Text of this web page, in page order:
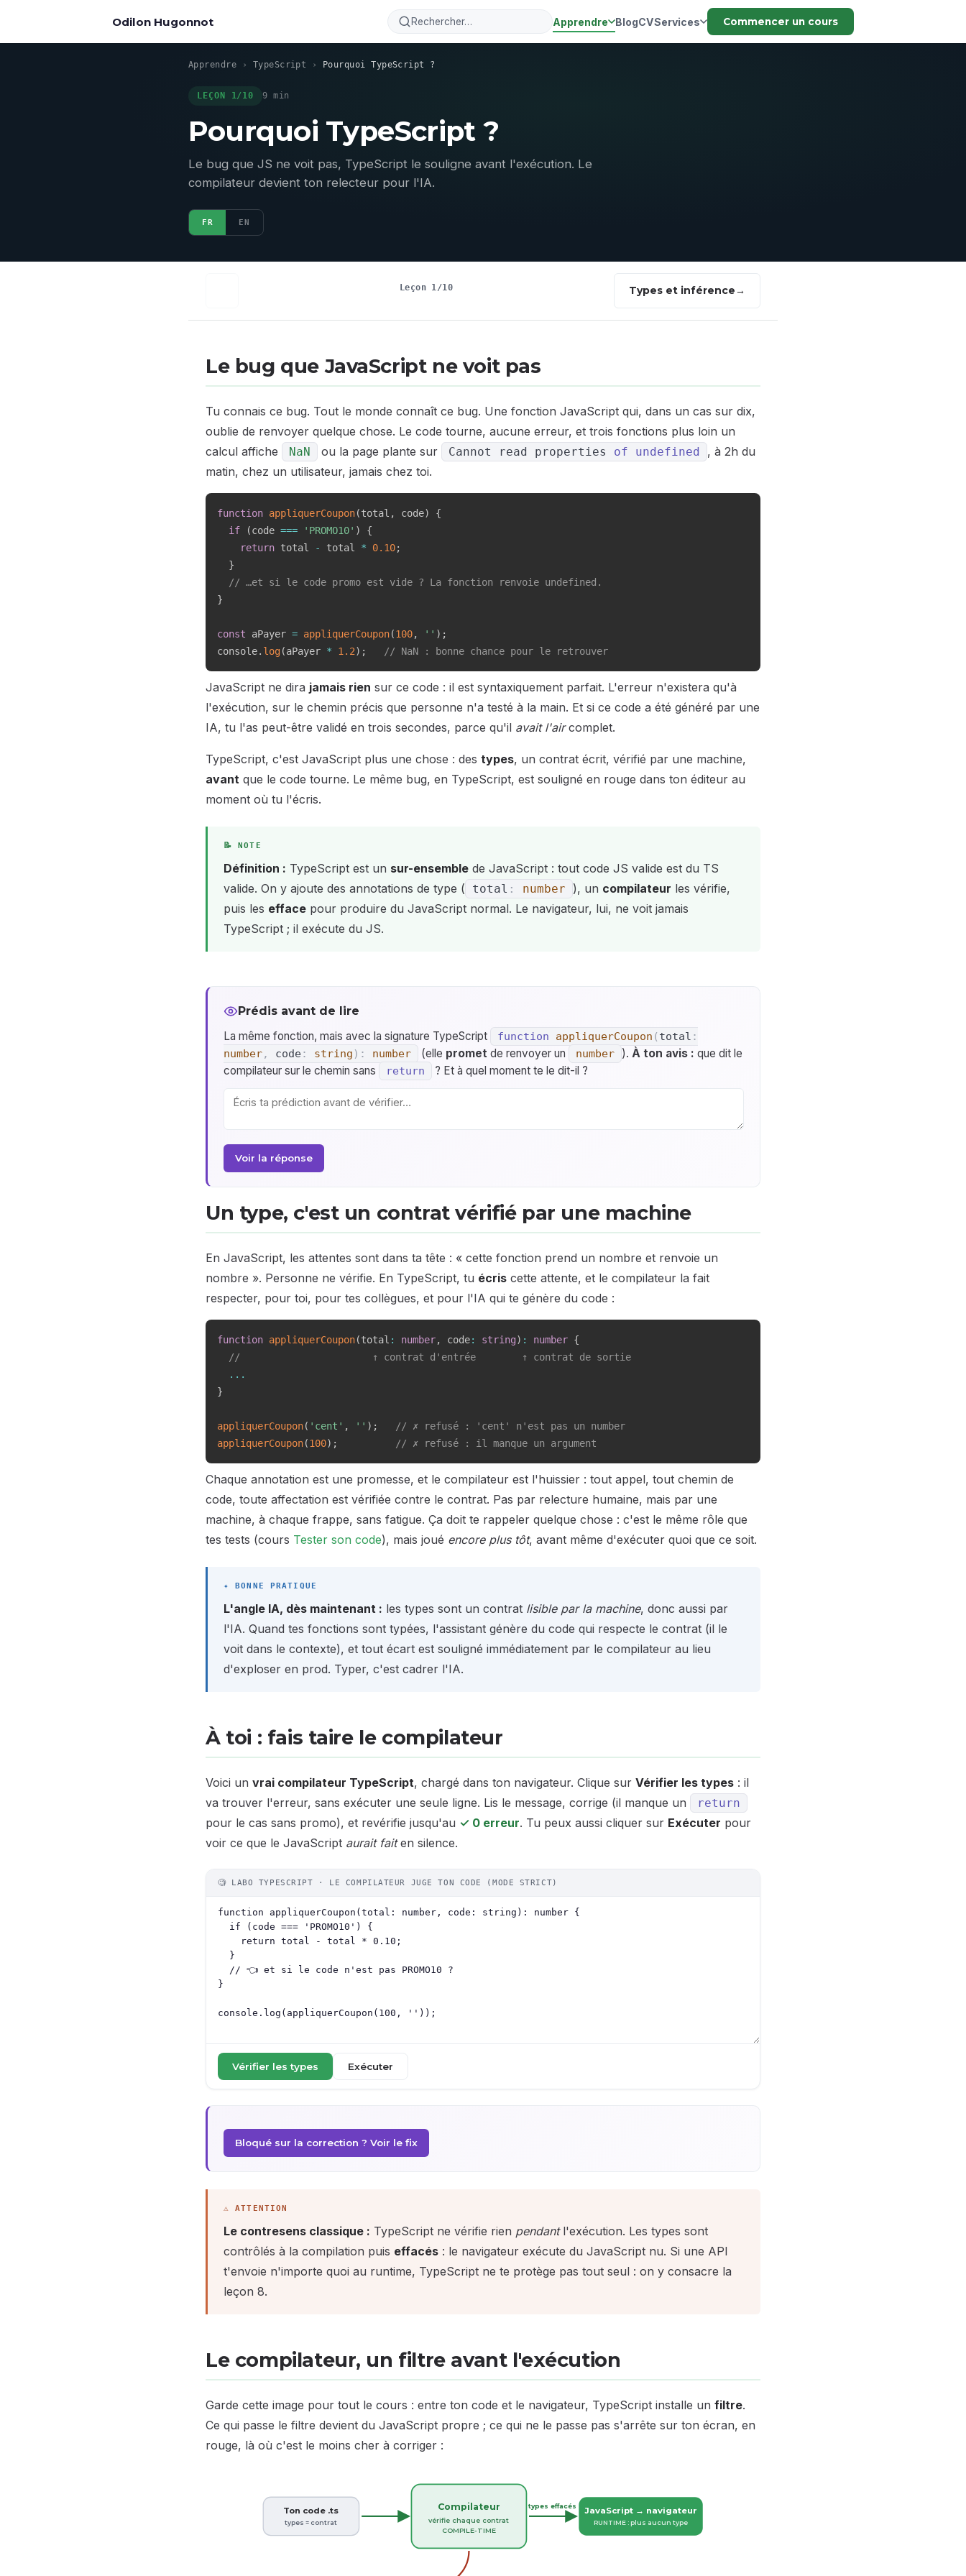
Odilon Hugonnot Apprendre BlogCVServices Commencer un cours
Apprendre › TypeScript › Pourquoi TypeScript ?
LEÇON 1/10 9 min
Pourquoi TypeScript ?
Le bug que JS ne voit pas, TypeScript le souligne avant l'exécution. Le
compilateur devient ton relecteur pour l'IA.
FR EN
Leçon 1/10 Types et inférence
Le bug que JavaScript ne voit pas
Tu connais ce bug. Tout le monde connaît ce bug. Une fonction JavaScript qui, dans un cas sur dix,
oublie de renvoyer quelque chose. Le code tourne, aucune erreur, et trois fonctions plus loin un
calcul affiche
NaN ou la page plante sur Cannot read properties of undefined
, à 2h du
matin, chez un utilisateur, jamais chez toi.
function appliquerCoupon(total , code)
{
if
(code === 'PROMO10' )
{
return total - total * 0.10;
}
// …et si le code promo est vide ? La fonction renvoie undefined.
}
const aPayer = appliquerCoupon(100, '' ) ;
console. log(aPayer * 1.2) ; // NaN : bonne chance pour le retrouver
JavaScript ne dira jamais rien sur ce code : il est syntaxiquement parfait. L'erreur n'existera qu'à
l'exécution, sur le chemin précis que personne n'a testé à la main. Et si ce code a été généré par une
IA, tu l'as peut-être validé en trois secondes, parce qu'il avait l'aircomplet.
TypeScript, c'est JavaScript plus une chose : des types, un contrat écrit, vérifié par une machine,
avant que le code tourne. Le même bug, en TypeScript, est souligné en rouge dans ton éditeur au
moment où tu l'écris.
Définition : TypeScript est un sur-ensemble de JavaScript : tout code JS valide est du TS
valide. On y ajoute des annotations de type (
total : number ), un compilateur les vérifie,
puis les efface pour produire du JavaScript normal. Le navigateur, lui, ne voit jamais
TypeScript ; il exécute du JS.
Prédis avant de lire
La même fonction, mais avec la signature TypeScript
function appliquerCoupon ( total :
number, code: string ) : number (elle promet de renvoyer un number ). À ton avis : que dit le
compilateur sur le chemin sans
return ? Et à quel moment te le dit-il ?
Voir la réponse
Un type, c'est un contrat vérifié par une machine
En JavaScript, les attentes sont dans ta tête : « cette fonction prend un nombre et renvoie un
nombre ». Personne ne vérifie. En TypeScript, tu écris cette attente, et le compilateur la fait
respecter, pour toi, pour tes collègues, et pour l'IA qui te génère du code :
function appliquerCoupon(total : number, code: string) : number {
//                       ↑ contrat d'entrée        ↑ contrat de sortie
...
}
appliquerCoupon( 'cent' , '' ) ;
// ✗ refusé : 'cent' n'est pas un number
appliquerCoupon(100) ; // ✗ refusé : il manque un argument
Chaque annotation est une promesse, et le compilateur est l'huissier : tout appel, tout chemin de
code, toute affectation est vérifiée contre le contrat. Pas par relecture humaine, mais par une
machine, à chaque frappe, sans fatigue. Ça doit te rappeler quelque chose : c'est le même rôle que
tes tests (cours Tester son code), mais joué encore plus tôt, avant même d'exécuter quoi que ce soit.
L'angle IA, dès maintenant : les types sont un contrat lisible par la machine, donc aussi par
l'IA. Quand tes fonctions sont typées, l'assistant génère du code qui respecte le contrat (il le
voit dans le contexte), et tout écart est souligné immédiatement par le compilateur au lieu
d'exploser en prod. Typer, c'est cadrer l'IA.
À toi : fais taire le compilateur
Voici un vrai compilateur TypeScript, chargé dans ton navigateur. Clique sur Vérifier les types : il
va trouver l'erreur, sans exécuter une seule ligne. Lis le message, corrige (il manque un
return
pour le cas sans promo), et revérifie jusqu'au ✓ 0 erreur. Tu peux aussi cliquer sur Exécuter pour
voir ce que le JavaScript aurait faiten silence.
🧐 LABO TYPESCRIPT · LE COMPILATEUR JUGE TON CODE (MODE STRICT)
Vérifier les types Exécuter
Bloqué sur la correction ? Voir le fix
Le contresens classique : TypeScript ne vérifie rien pendantl'exécution. Les types sont
contrôlés à la compilation puis effacés : le navigateur exécute du JavaScript nu. Si une API
t'envoie n'importe quoi au runtime, TypeScript ne te protège pas tout seul : on y consacre la
leçon 8.
Le compilateur, un filtre avant l'exécution
Garde cette image pour tout le cours : entre ton code et le navigateur, TypeScript installe un filtre.
Ce qui passe le filtre devient du JavaScript propre ; ce qui ne le passe pas s'arrête sur ton écran, en
rouge, là où c'est le moins cher à corriger :
Ton code .ts
types = contrat
Compilateur
vérifie chaque contrat
COMPILE-TIME
types effacés JavaScript → navigateur
RUNTIME : plus aucun type